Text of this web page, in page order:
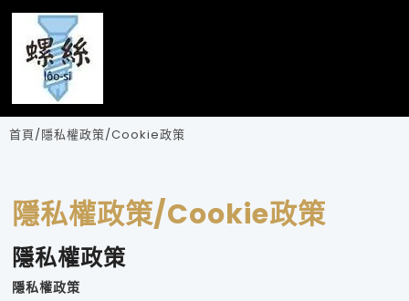
首頁/隱私權政策/Cookie政策
隱私權政策/Cookie政策
隱私權政策
隱私權政策